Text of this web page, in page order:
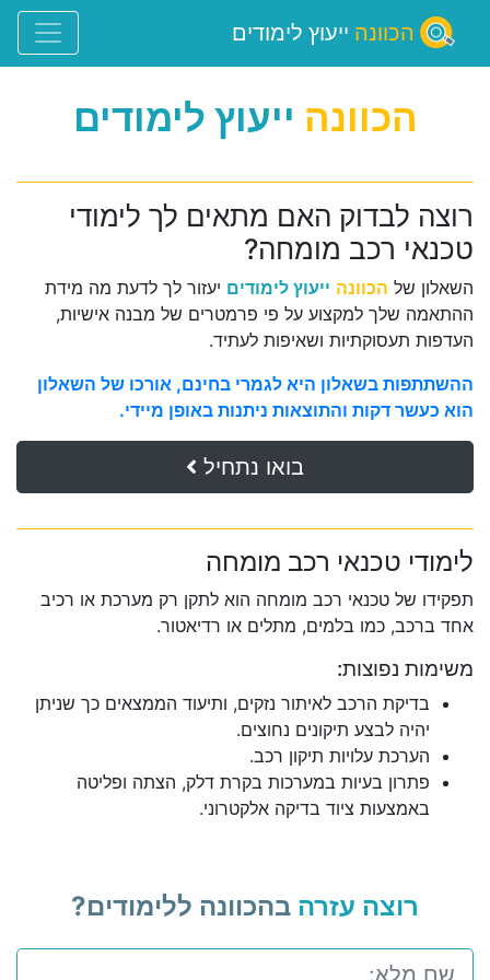
הכוונה ייעוץ לימודים
הכוונה ייעוץ לימודים
רוצה לבדוק האם מתאים לך לימודי
טכנאי רכב מומחה?
השאלון של הכוונה ייעוץ לימודים יעזור לך לדעת מה מידת
ההתאמה שלך למקצוע על פי פרמטרים של מבנה אישיות,
העדפות תעסוקתיות ושאיפות לעתיד.
ההשתתפות בשאלון היא לגמרי בחינם, אורכו של השאלון
הוא כעשר דקות והתוצאות ניתנות באופן מיידי.
בואו נתחיל
לימודי טכנאי רכב מומחה
תפקידו של טכנאי רכב מומחה הוא לתקן רק מערכת או רכיב
אחד ברכב, כמו בלמים, מתלים או רדיאטור.
משימות נפוצות:
בדיקת הרכב לאיתור נזקים, ותיעוד הממצאים כך שניתן
יהיה לבצע תיקונים נחוצים.
הערכת עלויות תיקון רכב.
פתרון בעיות במערכות בקרת דלק, הצתה ופליטה
באמצעות ציוד בדיקה אלקטרוני.
רוצה עזרה בהכוונה ללימודים?